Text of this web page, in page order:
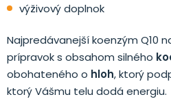
výživový doplnok
Najpredávanejší koenzým Q10
prípravok s obsahom silného
obohateného o hloh, ktorý
ktorý Vášmu telu dodá energiu.